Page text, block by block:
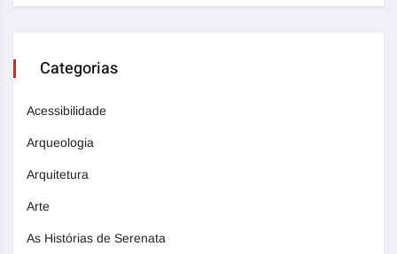
Categorias
Acessibilidade
Arqueologia
Arquitetura
Arte
As Histórias de Serenata